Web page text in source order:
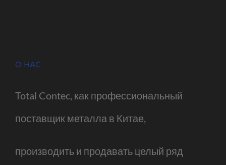
О НАС
Total Contec, как профессиональный
поставщик металла в Китае,
производить и продавать целый ряд